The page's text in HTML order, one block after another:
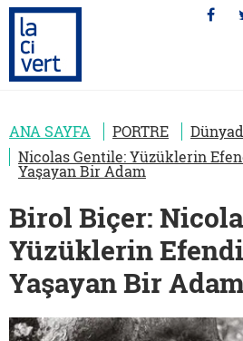
ANA SAYFA PORTRE
Nicolas Gentile: Yüzüklerin
Yaşayan Bir Adam
Birol Biçer:
Yüzüklerin
Yaşayan Bir